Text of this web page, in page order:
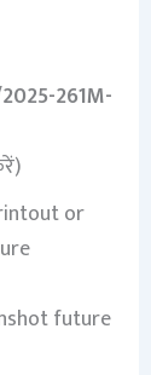
261M-
or
future